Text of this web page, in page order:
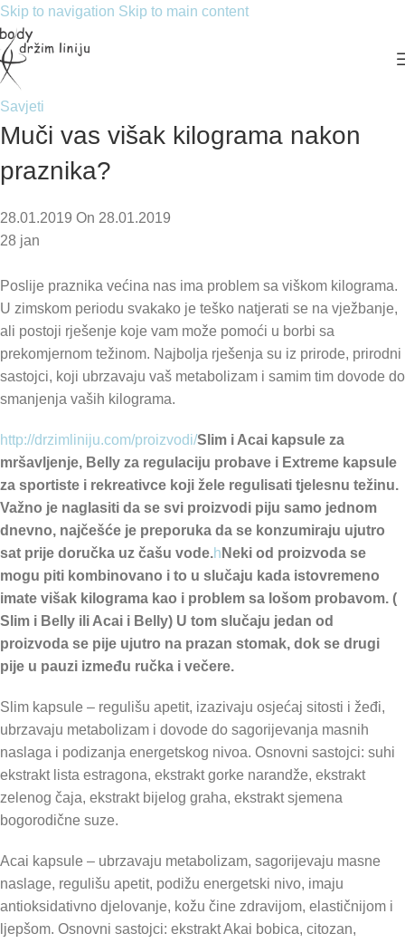
Skip to navigation Skip to main content
Savjeti
Muči vas višak kilograma nakon
praznika?
28.01.2019 On 28.01.2019
28 jan
Poslije praznika većina nas ima problem sa viškom kilograma.
U zimskom periodu svakako je teško natjerati se na vježbanje,
ali postoji rješenje koje vam može pomoći u borbi sa
prekomjernom težinom. Najbolja rješenja su iz prirode, prirodni
sastojci, koji ubrzavaju vaš metabolizam i samim tim dovode do
smanjenja vaših kilograma.
http://drzimliniju.com/proizvodi/Slim i Acai kapsule za
mršavljenje, Belly za regulaciju probave i Extreme kapsule
za sportiste i rekreativce koji žele regulisati tjelesnu težinu.
Važno je naglasiti da se svi proizvodi piju samo jednom
dnevno, najčešće je preporuka da se konzumiraju ujutro
sat prije doručka uz čašu vode.h Neki od proizvoda se
mogu piti kombinovano i to u slučaju kada istovremeno
imate višak kilograma kao i problem sa lošom probavom. (
Slim i Belly ili Acai i Belly) U tom slučaju jedan od
proizvoda se pije ujutro na prazan stomak, dok se drugi
pije u pauzi između ručka i večere.
Slim kapsule – regulišu apetit, izazivaju osjećaj sitosti i žeđi,
ubrzavaju metabolizam i dovode do sagorijevanja masnih
naslaga i podizanja energetskog nivoa. Osnovni sastojci: suhi
ekstrakt lista estragona, ekstrakt gorke narandže, ekstrakt
zelenog čaja, ekstrakt bijelog graha, ekstrakt sjemena
bogorodične suze.
Acai kapsule – ubrzavaju metabolizam, sagorijevaju masne
naslage, regulišu apetit, podižu energetski nivo, imaju
antioksidativno djelovanje, kožu čine zdravijom, elastičnijom i
ljepšom. Osnovni sastojci: ekstrakt Akai bobica, citozan,